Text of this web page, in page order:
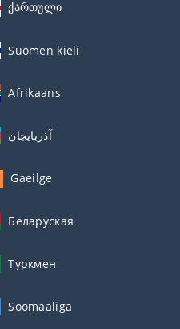
ქართული
Suomen kieli
Afrikaans
آذربايجان
Gaeilge
Беларуская
Туркмен
Soomaaliga